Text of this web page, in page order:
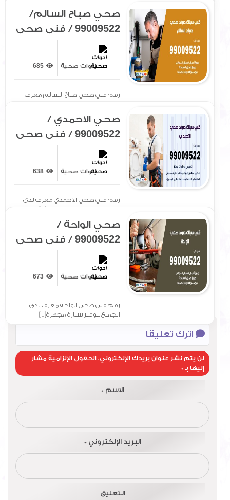
صحي صباح السالم/
99009522 / فني صحي
/ سباك / ادوات صحية /
رقم صحي صباح
السالم
ادوات صحية
رقم فني صحي صباح السالم معرف
لدى الجميع بتوفير سيارة[ .. ]
صحي الاحمدي /
99009522 / فني صحي
/ سباك / ادوات صحية /
رقم صحي الاحمدي
ادوات صحية
رقم فني صحي الاحمدي معرف لدى
الجميع بتوفير سيارة مجهزة[ .. ]
صحي الواحة /
99009522 / فني صحي
/ سباك / ادوات صحية /
رقم صحي الواحة
ادوات صحية
رقم فني صحي الواحة معرف لدى
الجميع بتوفير سيارة مجهزة[ .. ]
اترك تعليقا
لن يتم نشر عنوان بريدك الإلكتروني.الحقول الإلزامية مشار
إليها بـ*
التعليق
الاسم*
البريد الإلكتروني*